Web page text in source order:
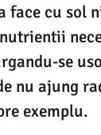
face cu sol
se
nu ajung
exemplu.